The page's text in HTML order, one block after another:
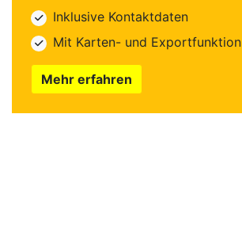
Inklusive Kontaktdaten
Mit Karten- und Exportfunktion
Mehr erfahren